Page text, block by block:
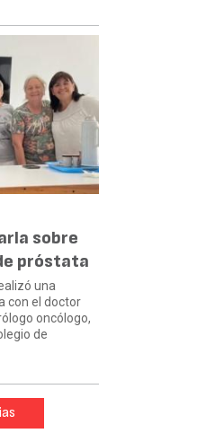
sobre
próstata
una
con el doctor
oncólogo,
de